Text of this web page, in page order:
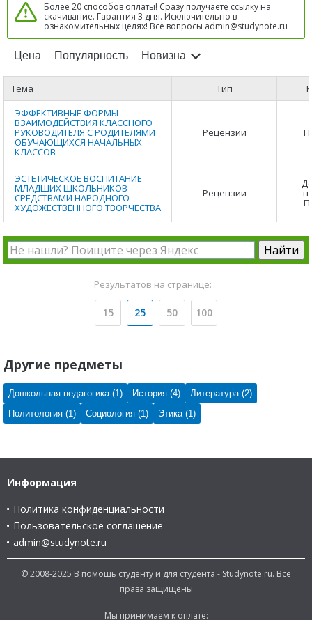
Более 20 способов оплаты! Сразу получаете ссылку на
скачивание. Гарантия 3 дня. Исключительно в
ознакомительных целях! Все вопросы admin@studynote.ru
Цена Популярность Новизна
Тема Тип
ЭФФЕКТИВНЫЕ ФОРМЫ
ВЗАИМОДЕЙСТВИЯ КЛАССНОГО
РУКОВОДИТЕЛЯ С РОДИТЕЛЯМИ
ОБУЧАЮЩИХСЯ НАЧАЛЬНЫХ
КЛАССОВ
Рецензии
ЭСТЕТИЧЕСКОЕ ВОСПИТАНИЕ
МЛАДШИХ ШКОЛЬНИКОВ
СРЕДСТВАМИ НАРОДНОГО
ХУДОЖЕСТВЕННОГО ТВОРЧЕСТВА
Рецензии
Результатов на странице:
15 25 50 100
Другие предметы
Дошкольная педагогика (1) История (4)
Литература (2)
Политология (1)
Социология (1) Этика (1)
Информация
Политика конфиденциальности
Пользовательское соглашение
admin@studynote.ru
© 2008-2025 В помощь студенту и для студента - Studynote.ru. Все
права защищены
Мы принимаем к оплате: